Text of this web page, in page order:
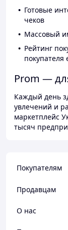
Готовые
чеков
Массовый
Рейтинг
Prom —
Каждый день
увлечений и
маркетплейс
тысяч
Покупателям
Продавцам
О нас